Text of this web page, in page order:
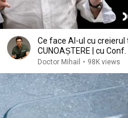
Ce face AI-ul cu creierul
CUNOAȘTERE | cu
Doctor Mihail • 98K views